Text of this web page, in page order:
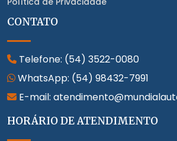
CONTATO
Telefone: (54) 3522-0080
WhatsApp: (54) 98432-7991
E-mail:
HORÁRIO DE ATENDIMENTO